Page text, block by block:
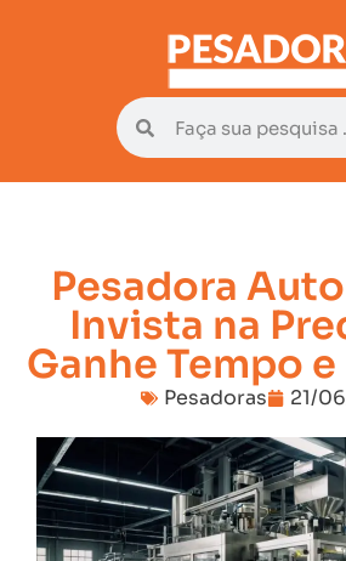
Pesadora
Invista na
Ganhe Tempo
Pesadoras 21/